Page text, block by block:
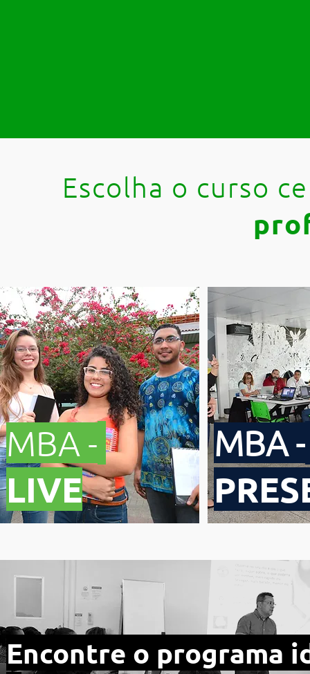
Escolha o curso
MBA -
LIVE
MBA -
Encontre o programa